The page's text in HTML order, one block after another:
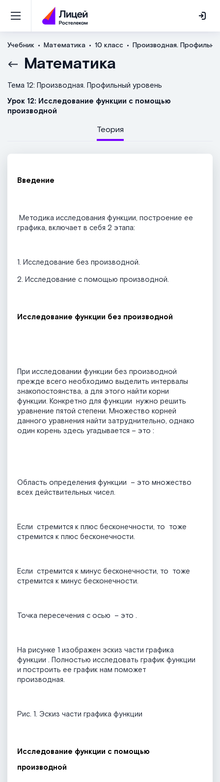
Учебник Математика 10 класс Производная.
Математика
Тема 12: Производная. Профильный уровень
Урок 12: Исследование функции с помощью
производной
Теория
Введение
Методика исследования функции, построение ее
графика, включает в себя 2 этапа:
1. Исследование без производной.
2. Исследование с помощью производной.
Исследование функции без производной
При исследовании функции без производной
прежде всего необходимо выделить интервалы
знакопостоянства, а для этого найти корни
функции. Конкретно для функции нужно решить
уравнение пятой степени. Множество корней
данного уравнения найти затруднительно, однако
один корень здесь угадывается – это :
Область определения функции – это множество
всех действительных чисел.
Если стремится к плюс бесконечности, то тоже
стремится к плюс бесконечности.
Если стремится к минус бесконечности, то тоже
стремится к минус бесконечности.
Точка пересечения с осью – это .
На рисунке 1 изображен эскиз части графика
функции . Полностью исследовать график функции
и построить ее график нам поможет
производная.
Рис. 1. Эскиз части графика функции
Исследование функции с помощью
производной